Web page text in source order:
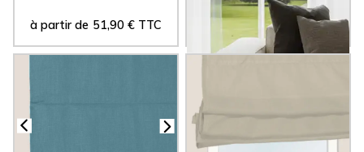
à partir de 51,90 € TTC à partir de 41,97 €TTC